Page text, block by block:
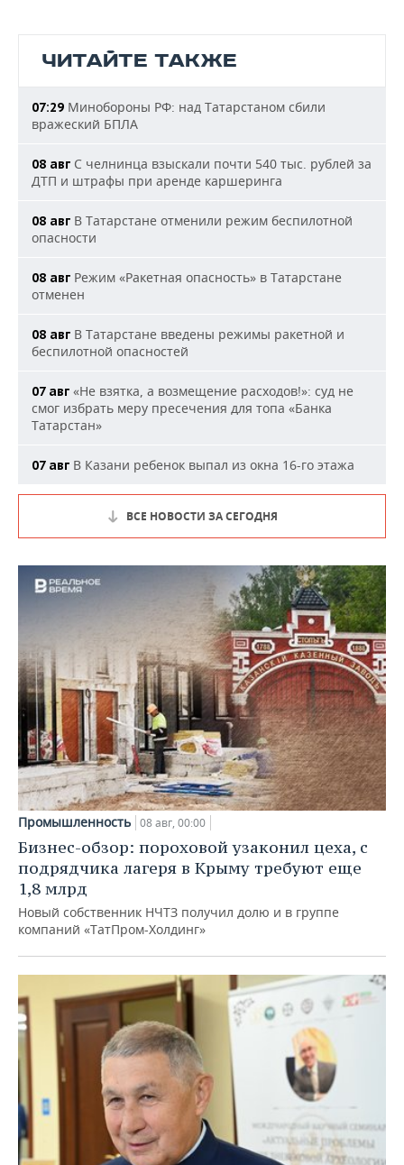
ЧИТАЙТЕ ТАКЖЕ
07:29 Минобороны РФ: над Татарстаном сбили
вражеский БПЛА
08 авг С челнинца взыскали почти 540 тыс. рублей за
ДТП и штрафы при аренде каршеринга
08 авг В Татарстане отменили режим беспилотной
опасности
08 авг Режим «Ракетная опасность» в Татарстане
отменен
08 авг В Татарстане введены режимы ракетной и
беспилотной опасностей
07 авг «Не взятка, а возмещение расходов!»: суд не
смог избрать меру пресечения для топа «Банка
Татарстан»
07 авг В Казани ребенок выпал из окна 16-го этажа
ВСЕ НОВОСТИ ЗА СЕГОДНЯ
Промышленность 08 авг, 00:00
Бизнес-обзор: пороховой узаконил цеха, с
подрядчика лагеря в Крыму требуют еще
1,8 млрд
Новый собственник НЧТЗ получил долю и в группе
компаний «ТатПром-Холдинг»